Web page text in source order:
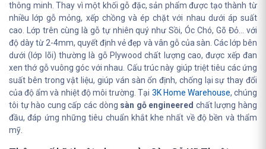
thông minh. Thay vì một khối gỗ đặc, sản phẩm được tạo thành từ
nhiều lớp gỗ mỏng, xếp chồng và ép chặt với nhau dưới áp suất
cao. Lớp trên cùng là gỗ tự nhiên quý như Sồi, Óc Chó, Gõ Đỏ... với
độ dày từ 2-4mm, quyết định vẻ đẹp và vân gỗ của sàn. Các lớp bên
dưới (lớp lõi) thường là gỗ Plywood chất lượng cao, được xếp đan
xen thớ gỗ vuông góc với nhau. Cấu trúc này giúp triệt tiêu các ứng
suất bên trong vật liệu, giúp ván sàn ổn định, chống lại sự thay đổi
của độ ẩm và nhiệt độ môi trường. Tại 3K Home Warehouse, chúng
tôi tự hào cung cấp các dòng sàn gỗ engineered chất lượng hàng
đầu, đáp ứng những tiêu chuẩn khắt khe nhất về độ bền và thẩm
mỹ.